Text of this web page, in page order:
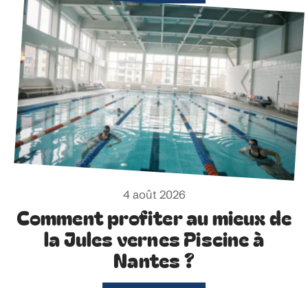
4 août 2026
Comment profiter au mieux de
la Jules vernes Piscine à
Nantes ?